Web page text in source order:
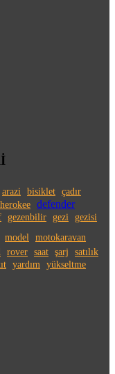
arazi bisiklet çadır
defender
gezenbilir gezi
gezisi
model motokaravan
rover saat şarj
satılık
yardım yükseltme